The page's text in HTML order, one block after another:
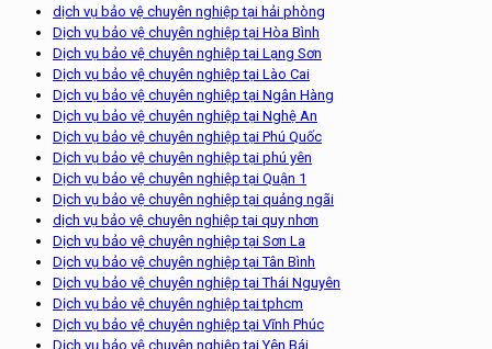
dịch vụ bảo vệ chuyên nghiệp tại hải phòng
Dịch vụ bảo vệ chuyên nghiệp tại Hòa Bình
Dịch vụ bảo vệ chuyên nghiệp tại Lạng Sơn
Dịch vụ bảo vệ chuyên nghiệp tại Lào Cai
Dịch vụ bảo vệ chuyên nghiệp tại Ngân Hàng
Dịch vụ bảo vệ chuyên nghiệp tại Nghệ An
Dịch vụ bảo vệ chuyên nghiệp tại Phú Quốc
Dịch vụ bảo vệ chuyên nghiệp tại phú yên
Dịch vụ bảo vệ chuyên nghiệp tại Quận 1
Dịch vụ bảo vệ chuyên nghiệp tại quảng ngãi
dịch vụ bảo vệ chuyên nghiệp tại quy nhơn
Dịch vụ bảo vệ chuyên nghiệp tại Sơn La
Dịch vụ bảo vệ chuyên nghiệp tại Tân Bình
Dịch vụ bảo vệ chuyên nghiệp tại Thái Nguyên
Dịch vụ bảo vệ chuyên nghiệp tại tphcm
Dịch vụ bảo vệ chuyên nghiệp tại Vĩnh Phúc
Dịch vụ bảo vệ chuyên nghiệp tại Yên Bái